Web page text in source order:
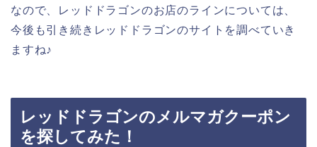
なので、レッドドラゴンのお店のラインについては、
今後も引き続きレッドドラゴンのサイトを調べていき
ますね♪
レッドドラゴンのメルマガクーポン
を探してみた！